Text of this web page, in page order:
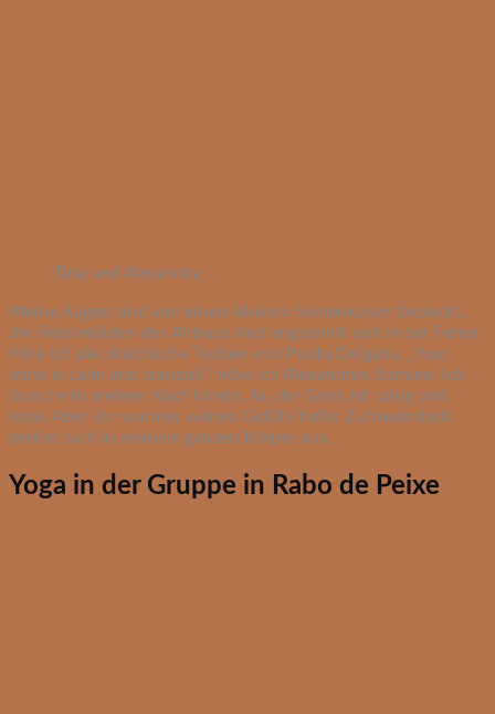
Tina und Alexandra
Meine Augen sind von einem kleinen Seidenkissen bedeckt,
die Fensterläden des Altbaus sind angelehnt und in der Ferne
höre ich das städtische Treiben von Ponta Delgada. „Your
mind is calm and tranquil“, höre ich Alexandras Stimme. Ich
lausche in meinen Kopf hinein. Ja, der Geist ist ruhig und
leise. Aber ein warmes weites Gefühl tiefer Zufriedenheit
breitet sich in meinem ganzen Körper aus.
Yoga in der Gruppe in Rabo de Peixe